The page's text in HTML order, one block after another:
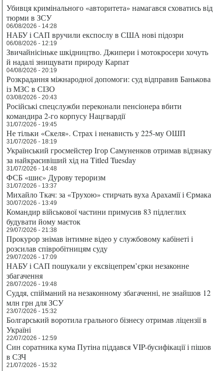
Убивця кримінального «авторитета» намагався сховатись від
тюрми в ЗСУ
06/08/2026 - 14:28
НАБУ і САП вручили експослу в США нові підозри
06/08/2026 - 12:19
Звичайнісіньке шкідництво. Джипери і мотокросери хочуть
й надалі знищувати природу Карпат
04/08/2026 - 20:19
Розкрадання міжнародної допомоги: суд відправив Банькова
із МЗС в СІЗО
03/08/2026 - 20:43
Російські спецслужби переконали пенсіонера вбити
командира 2-го корпусу Нацгвардії
31/07/2026 - 19:45
Не тільки «Скеля». Страх і ненависть у 225-му ОШП
31/07/2026 - 18:19
Український гросмейстер Ігор Самуненков отримав відзнаку
за найкрасивіший хід на Titled Tuesday
31/07/2026 - 14:48
ФСБ «шиє» Дурову тероризм
31/07/2026 - 13:37
Михайло Ткач: за «Трухою» стирчать вуха Арахамії і Єрмака
30/07/2026 - 13:49
Командир військової частини примусив 83 підлеглих
будувати йому маєток
29/07/2026 - 21:38
Прокурор знімав інтимне відео у службовому кабінеті і
розсилав співробітницям суду
29/07/2026 - 17:09
НАБУ і САП пошукали у ексвіцепрем’єрки незаконне
збагачення
28/07/2026 - 19:48
Суддя, спійманий на незаконному збагаченні, не знайшов 12
млн грн для ЗСУ
23/07/2026 - 15:32
Болгарський воротила грального бізнесу отримав ліцензії в
Україні
22/07/2026 - 12:59
Син соратника кума Путіна піддався VIP-бусифікації і пішов
в СЗЧ
21/07/2026 - 15:32